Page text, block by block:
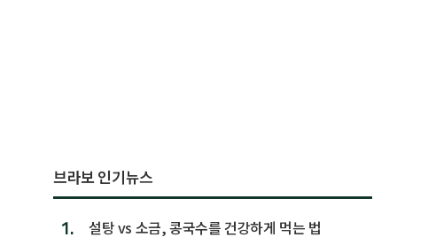
브라보 인기뉴스
1. 설탕 vs 소금, 콩국수를 건강하게 먹는 법